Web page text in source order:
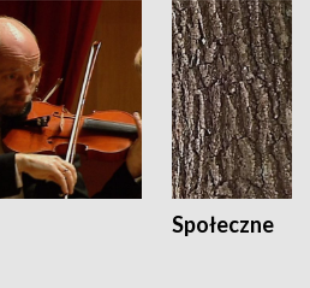
Społeczne